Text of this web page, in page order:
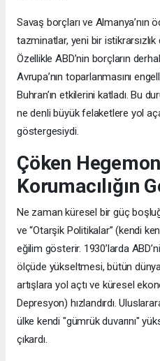
Savaş borçları ve Almanya’nın
tazminatlar, yeni bir
Özellikle ABD’nin borçların
Avrupa’nın toparlanmasını
Buhran’ın etkilerini katladı. Bu
ne denli büyük felaketlere yol
göstergesiydi.
Çöken
Korumacılığın
Ne zaman küresel bir güç
ve “Otarşik Politikalar” (kendi
eğilim gösterir. 1930’larda
ölçüde yükseltmesi, bütün
artışlara yol açtı ve küresel
Depresyon) hızlandırdı.
ülke kendi "gümrük duvarını"
çıkardı.